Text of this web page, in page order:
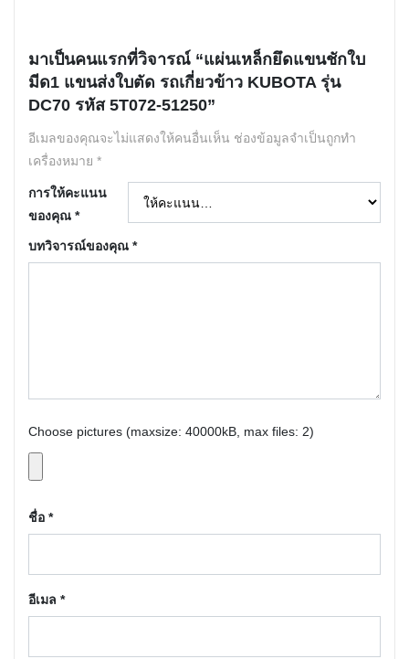
มาเป็นคนแรกที่วิจารณ์ “แผ่นเหล็กยึดแขนชักใบ
มีด1 แขนส่งใบตัด รถเกี่ยวข้าว KUBOTA รุ่น
DC70 รหัส 5T072-51250”
อีเมลของคุณจะไม่แสดงให้คนอื่นเห็น ช่องข้อมูลจำเป็นถูกทำ
เครื่องหมาย *
การให้คะแนน
ของคุณ *
บทวิจารณ์ของคุณ *
Choose pictures (maxsize: 40000kB, max files: 2)
ชื่อ *
อีเมล *